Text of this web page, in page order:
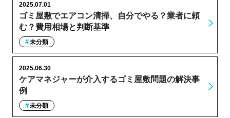
ゴミ屋敷でエアコン清掃、自分でやる？業者に頼
む？費用相場と判断基準
2025.07.01
未分類
ケアマネジャーが介入するゴミ屋敷問題の解決事
例
2025.06.30
未分類